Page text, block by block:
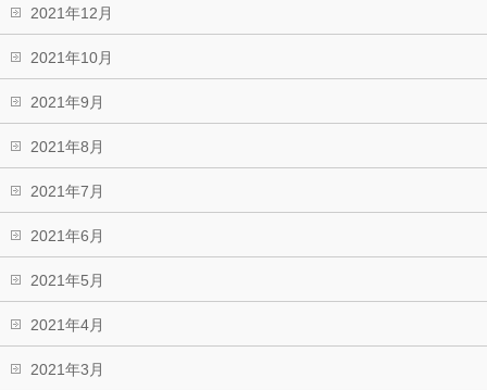
2021年12月
2021年10月
2021年9月
2021年8月
2021年7月
2021年6月
2021年5月
2021年4月
2021年3月